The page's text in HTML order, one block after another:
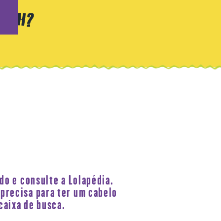
e consulte a Lolapédia.
para ter um cabelo
de busca.